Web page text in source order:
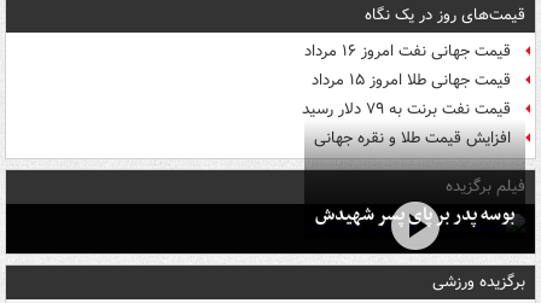
قیمت‌های روز در یک نگاه
قیمت جهانی نفت امروز ۱۶ مرداد
قیمت جهانی طلا امروز ۱۵ مرداد
قیمت نفت برنت به ۷۹ دلار رسید
افزایش قیمت طلا و نقره جهانی
فیلم برگزیده
بوسه‌ پدر بر پای پسر شهیدش
برگزیده ورزشی